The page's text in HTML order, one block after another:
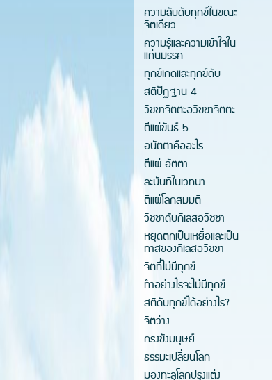
ความลับดับทุกข์ในขณะ
จิตเดียว
ความรู้และความเข้าใจใน
แก่นมรรค
ทุกข์เกิดและทุกข์ดับ
สติปัฏฐาน 4
วิชชาจิตตะอวิชชาจิตตะ
ตีแผ่ขันธ์ 5
อนัตตาคืออะไร
ตีแผ่ อัตตา
ละนันทิในเวทนา
ตีแผ่โลกสมมติ
วิชชาดับกิเลสอวิชชา
หยุดตกเป็นเหยื่อและเป็น
ทาสของกิเลสอวิชชา
จิตที่ไม่มีทุกข์
ทำอย่างไรจะไม่มีทุกข์
สติดับทุกข์ได้อย่างไร?
จิตว่าง
กรงขังมนุษย์
ธรรมะเปลี่ยนโลก
มองทะลุโลกปรุงแต่ง